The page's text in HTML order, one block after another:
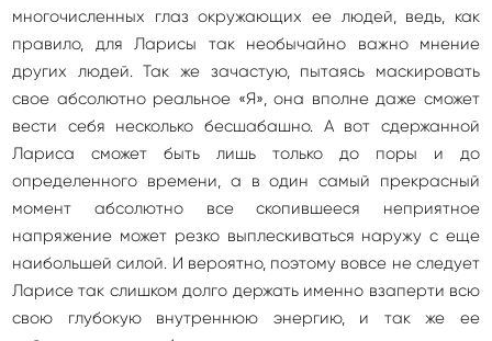
многочисленных глаз окружающих ее людей, ведь, как
правило, для Ларисы так необычайно важно мнение
других людей. Так же зачастую, пытаясь маскировать
свое абсолютно реальное «Я», она вполне даже сможет
вести себя несколько бесшабашно. А вот сдержанной
Лариса сможет быть лишь только до поры и до
определенного времени, а в один самый прекрасный
момент абсолютно все скопившееся неприятное
напряжение может резко выплескиваться наружу с еще
наибольшей силой. И вероятно, поэтому вовсе не следует
Ларисе так слишком долго держать именно взаперти всю
свою глубокую внутреннюю энергию, и так же ее